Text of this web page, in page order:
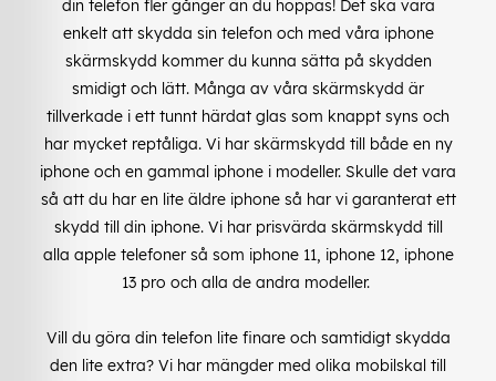
din telefon fler gånger än du hoppas! Det ska vara
enkelt att skydda sin telefon och med våra iphone
skärmskydd kommer du kunna sätta på skydden
smidigt och lätt. Många av våra skärmskydd är
tillverkade i ett tunnt härdat glas som knappt syns och
har mycket reptåliga. Vi har skärmskydd till både en ny
iphone och en gammal iphone i modeller. Skulle det vara
så att du har en lite äldre iphone så har vi garanterat ett
skydd till din iphone. Vi har prisvärda skärmskydd till
alla apple telefoner så som iphone 11, iphone 12, iphone
13 pro och alla de andra modeller.
Vill du göra din telefon lite finare och samtidigt skydda
den lite extra? Vi har mängder med olika mobilskal till